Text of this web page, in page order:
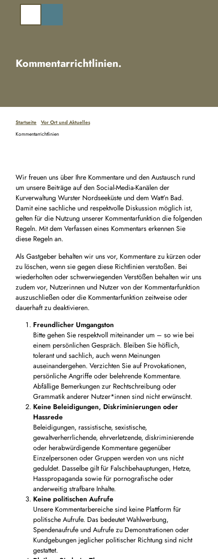
Kommentarrichtlinien.
Startseite Vor Ort und Aktuelles
Kommentarrichtlinien
Wir freuen uns über Ihre Kommentare und den Austausch rund
um unsere Beiträge auf den Social-Media-Kanälen der
Kurverwaltung Wurster Nordseeküste und dem Watt’n Bad.
Damit eine sachliche und respektvolle Diskussion möglich ist,
gelten für die Nutzung unserer Kommentarfunktion die folgenden
Regeln. Mit dem Verfassen eines Kommentars erkennen Sie
diese Regeln an.
Als Gastgeber behalten wir uns vor, Kommentare zu kürzen oder
zu löschen, wenn sie gegen diese Richtlinien verstoßen. Bei
wiederholten oder schwerwiegenden Verstößen behalten wir uns
zudem vor, Nutzerinnen und Nutzer von der Kommentarfunktion
auszuschließen oder die Kommentarfunktion zeitweise oder
dauerhaft zu deaktivieren.
Freundlicher Umgangston
Bitte gehen Sie respektvoll miteinander um – so wie bei
einem persönlichen Gespräch. Bleiben Sie höflich,
tolerant und sachlich, auch wenn Meinungen
auseinandergehen. Verzichten Sie auf Provokationen,
persönliche Angriffe oder belehrende Kommentare.
Abfällige Bemerkungen zur Rechtschreibung oder
Grammatik anderer Nutzer*innen sind nicht erwünscht.
Keine Beleidigungen, Diskriminierungen oder
Hassrede
Beleidigungen, rassistische, sexistische,
gewaltverherrlichende, ehrverletzende, diskriminierende
oder herabwürdigende Kommentare gegenüber
Einzelpersonen oder Gruppen werden von uns nicht
geduldet. Dasselbe gilt für Falschbehauptungen, Hetze,
Hasspropaganda sowie für pornografische oder
anderweitig strafbare Inhalte.
Keine politischen Aufrufe
Unsere Kommentarbereiche sind keine Plattform für
politische Aufrufe. Das bedeutet Wahlwerbung,
Spendenaufrufe und Aufrufe zu Demonstrationen oder
Kundgebungen jeglicher politischer Richtung sind nicht
gestattet.